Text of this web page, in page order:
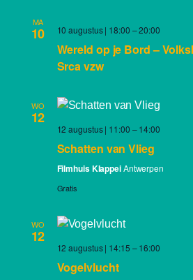
MA
10 10 augustus | 18:00 –20:00
Wereld op je Bord –
Srca vzw
WO
12
12 augustus | 11:00 –14:00
Schatten van Vlieg
Filmhuis KlappeiAntwerpen
Gratis
WO
12
12 augustus | 14:15 –16:00
Vogelvlucht